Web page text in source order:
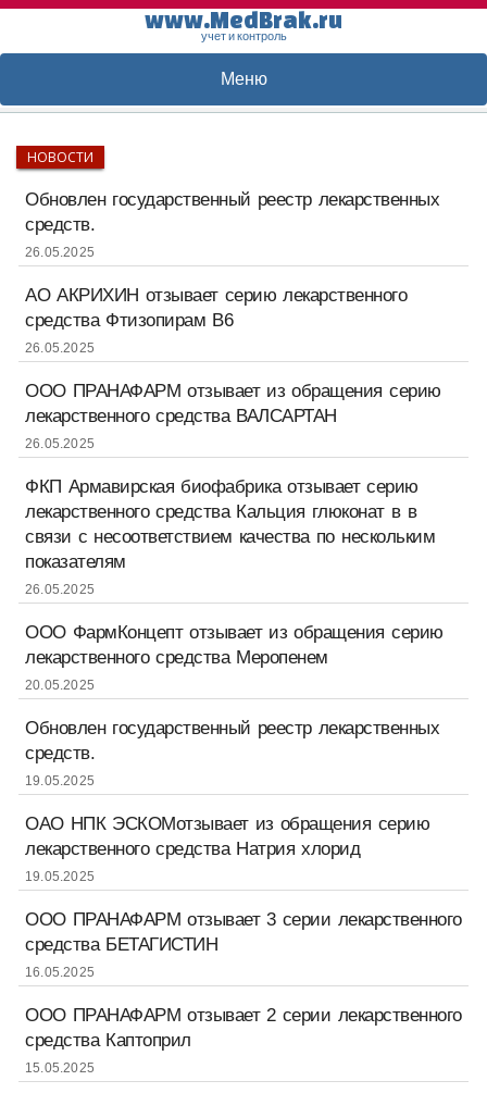
www.MedBrak.ru
учет и контроль
Меню
НОВОСТИ
Обновлен государственный реестр лекарственных
средств.
26.05.2025
АО АКРИХИН отзывает серию лекарственного
средства Фтизопирам В6
26.05.2025
ООО ПРАНАФАРМ отзывает из обращения серию
лекарственного средства ВАЛСАРТАН
26.05.2025
ФКП Армавирская биофабрика отзывает серию
лекарственного средства Кальция глюконат в в
связи с несоответствием качества по нескольким
показателям
26.05.2025
ООО ФармКонцепт отзывает из обращения серию
лекарственного средства Меропенем
20.05.2025
Обновлен государственный реестр лекарственных
средств.
19.05.2025
ОАО НПК ЭСКОМотзывает из обращения серию
лекарственного средства Натрия хлорид
19.05.2025
ООО ПРАНАФАРМ отзывает 3 серии лекарственного
средства БЕТАГИСТИН
16.05.2025
ООО ПРАНАФАРМ отзывает 2 серии лекарственного
средства Каптоприл
15.05.2025